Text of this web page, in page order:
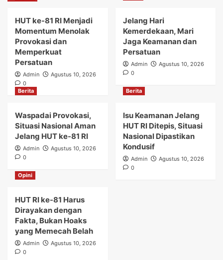
HUT ke-81 RI Menjadi
Momentum Menolak
Provokasi dan
Memperkuat
Persatuan
Admin
Agustus 10, 2026
0
Jelang Hari
Kemerdekaan, Mari
Jaga Keamanan dan
Persatuan
Admin
Agustus 10, 2026
0
Berita
Waspadai Provokasi,
Situasi Nasional Aman
Jelang HUT ke-81 RI
Admin
Agustus 10, 2026
0
Berita
Isu Keamanan Jelang
HUT RI Ditepis, Situasi
Nasional Dipastikan
Kondusif
Admin
Agustus 10, 2026
0
Opini
HUT RI ke-81 Harus
Dirayakan dengan
Fakta, Bukan Hoaks
yang Memecah Belah
Admin
Agustus 10, 2026
0